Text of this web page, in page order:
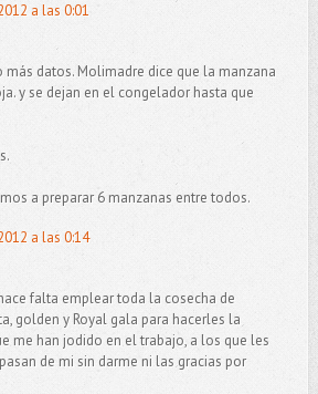
a las 0:01
más datos. Molimadre dice que la manzana
y se dejan en el congelador hasta que
a preparar 6 manzanas entre todos.
a las 0:14
falta emplear toda la cosecha de
golden y Royal gala para hacerles la
me han jodido en el trabajo, a los que les
de mi sin darme ni las gracias por